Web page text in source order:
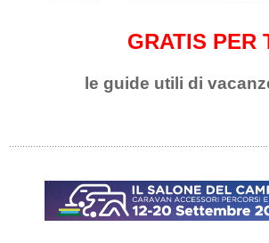
GRATIS PER
le guide utili di